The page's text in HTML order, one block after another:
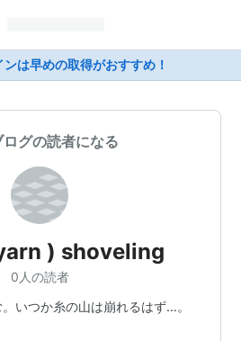
は早めの取得がおすすめ！
ログの読者になる
) shoveling
0人の読者
いつか糸の山は崩れるはず…。